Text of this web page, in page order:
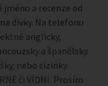
a recenze od
dívky. Na telefonu
anglicky,
a španělsky.
nebo cizinky.
či VÍDNI. Prosím